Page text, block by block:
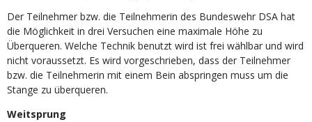
Der Teilnehmer bzw. die Teilnehmerin des Bundeswehr DSA hat
die Möglichkeit in drei Versuchen eine maximale Höhe zu
Überqueren. Welche Technik benutzt wird ist frei wählbar und wird
nicht voraussetzt. Es wird vorgeschrieben, dass der Teilnehmer
bzw. die Teilnehmerin mit einem Bein abspringen muss um die
Stange zu überqueren.
Weitsprung